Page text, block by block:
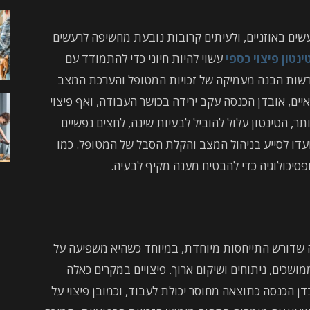
באוזניים, ולעיתים קרובות נובעת מחשיפה לרעשים
פיצוי כספי עשוי להיות חיוני כדי להתמודד עם
הבנה מעמיקה של זכויות המטופל והערכת המצב
אובדן הכנסה עקב ירידה בכושר העבודה, ואף פיצוי
הטינטון עלול להוביל לבעיות שינה, לחצים נפשיים
לסייע בניהול המצב והקלת הסבל של המטופל. כמו
כדי להבטיח מענה מקיף לבעיה.
התייחסות מיוחדת, במיוחד כשהיא משפיעה על
ניתוחים ושיקום ארוך. פיצויים במקרים כאלה
הכנסה כתוצאה מחוסר יכולת לעבוד, וכמובן פיצוי על